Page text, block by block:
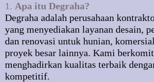
1. Apa itu Degraha?
Degraha adalah perusahaan
yang menyediakan layanan desain,
dan renovasi untuk hunian,
proyek besar lainnya. Kami
menghadirkan kualitas terbaik
kompetitif.